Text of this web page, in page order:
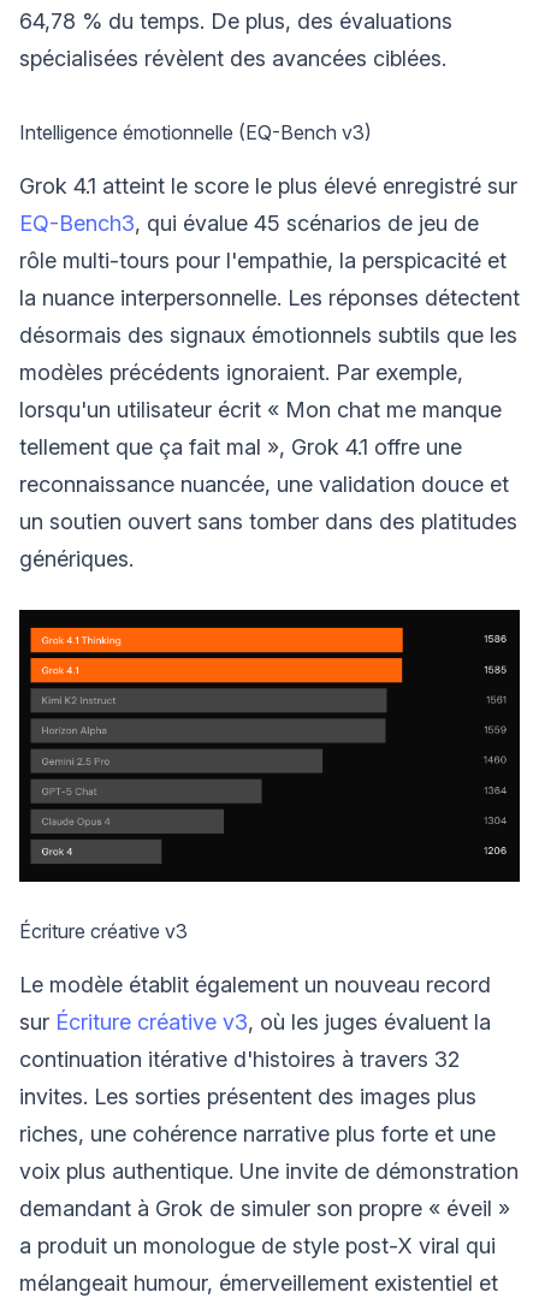
64,78 % du temps. De plus, des évaluations
spécialisées révèlent des avancées ciblées.
Intelligence émotionnelle (EQ-Bench v3)
Grok 4.1 atteint le score le plus élevé enregistré sur
EQ-Bench3, qui évalue 45 scénarios de jeu de
rôle multi-tours pour l'empathie, la perspicacité et
la nuance interpersonnelle. Les réponses détectent
désormais des signaux émotionnels subtils que les
modèles précédents ignoraient. Par exemple,
lorsqu'un utilisateur écrit « Mon chat me manque
tellement que ça fait mal », Grok 4.1 offre une
reconnaissance nuancée, une validation douce et
un soutien ouvert sans tomber dans des platitudes
génériques.
Écriture créative v3
Le modèle établit également un nouveau record
sur Écriture créative v3, où les juges évaluent la
continuation itérative d'histoires à travers 32
invites. Les sorties présentent des images plus
riches, une cohérence narrative plus forte et une
voix plus authentique. Une invite de démonstration
demandant à Grok de simuler son propre « éveil »
a produit un monologue de style post-X viral qui
mélangeait humour, émerveillement existentiel et